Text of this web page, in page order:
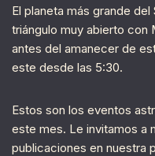
El planeta más grande
triángulo muy abierto con
antes del amanecer de
este desde las 5:30.
Estos son los eventos
este mes. Le invitamos a
publicaciones en nuestra